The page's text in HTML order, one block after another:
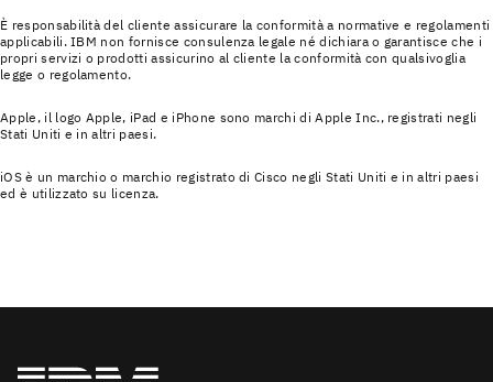
È responsabilità del cliente assicurare la conformità a normative e regolamenti
applicabili. IBM non fornisce consulenza legale né dichiara o garantisce che i
propri servizi o prodotti assicurino al cliente la conformità con qualsivoglia
legge o regolamento.
Apple, il logo Apple, iPad e iPhone sono marchi di Apple Inc., registrati negli
Stati Uniti e in altri paesi.
iOS è un marchio o marchio registrato di Cisco negli Stati Uniti e in altri paesi
ed è utilizzato su licenza.